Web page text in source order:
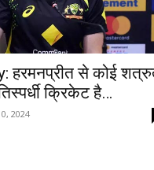
हरमनप्रीत से कोई
क्रिकेट है…
2024